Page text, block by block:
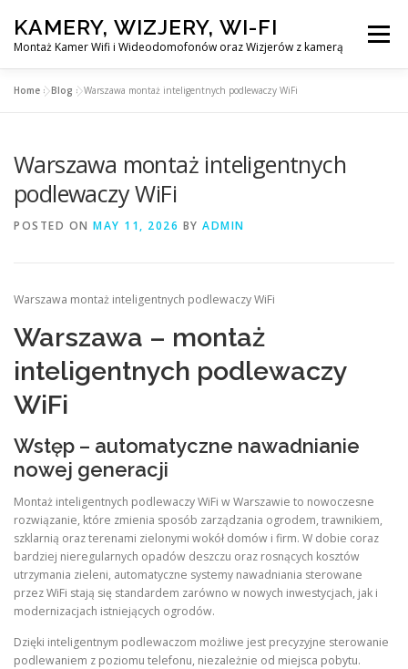
content
KAMERY, WIZJERY, WI-FI
Montaż Kamer Wifi i Wideodomofonów oraz Wizjerów z kamerą
Menu
MONTAŻ WIDEDOMOFONÓW
KONTAKT
EN
Home »Blog »Warszawa montaż inteligentnych podlewaczy WiFi
Warszawa montaż inteligentnych
podlewaczy WiFi
POSTED ON MAY 11, 2026 BY ADMIN
Warszawa montaż inteligentnych podlewaczy WiFi
Warszawa – montaż
inteligentnych podlewaczy
WiFi
Wstęp – automatyczne nawadnianie
nowej generacji
Montaż inteligentnych podlewaczy WiFi w Warszawie to nowoczesne
rozwiązanie, które zmienia sposób zarządzania ogrodem, trawnikiem,
szklarnią oraz terenami zielonymi wokół domów i firm. W dobie coraz
bardziej nieregularnych opadów deszczu oraz rosnących kosztów
utrzymania zieleni, automatyczne systemy nawadniania sterowane
przez WiFi stają się standardem zarówno w nowych inwestycjach, jak i
modernizacjach istniejących ogrodów.
Dzięki inteligentnym podlewaczom możliwe jest precyzyjne sterowanie
podlewaniem z poziomu telefonu, niezależnie od miejsca pobytu.